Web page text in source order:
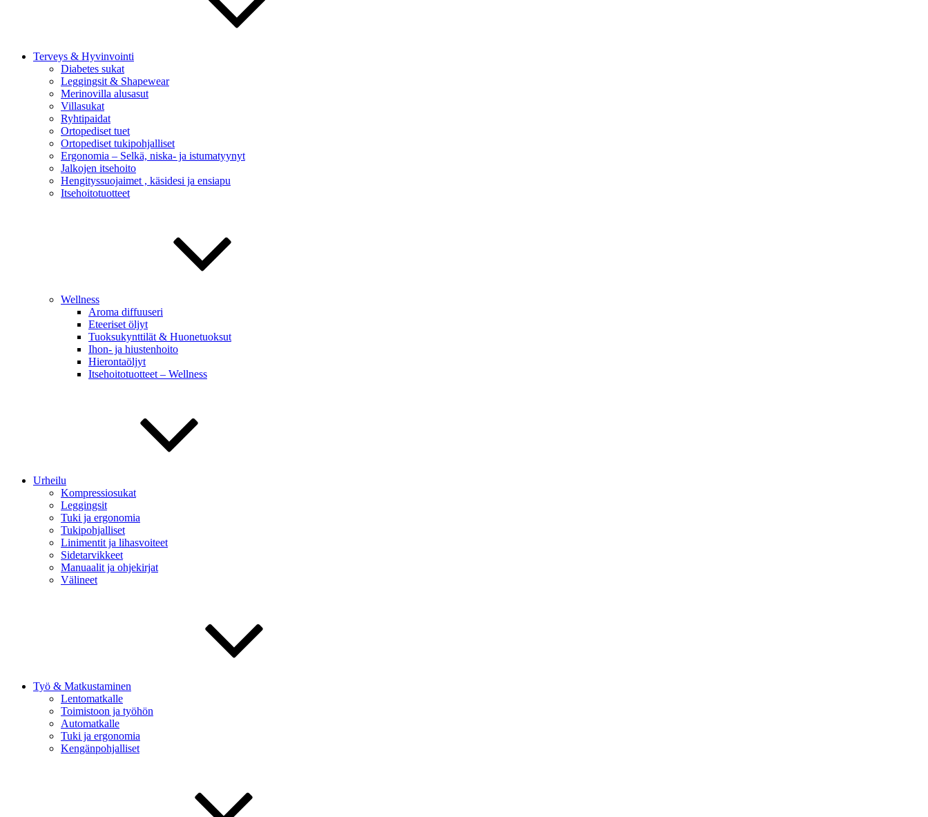
Terveys & Hyvinvointi
Diabetes sukat
Leggingsit & Shapewear
Merinovilla alusasut
Villasukat
Ryhtipaidat
Ortopediset tuet
Ortopediset tukipohjalliset
Ergonomia – Selkä, niska- ja istumatyynyt
Jalkojen itsehoito
Hengityssuojaimet , käsidesi ja ensiapu
Itsehoitotuotteet
Wellness
Aroma diffuuseri
Eteeriset öljyt
Tuoksukynttilät & Huonetuoksut
Ihon- ja hiustenhoito
Hierontaöljyt
Itsehoitotuotteet – Wellness
Urheilu
Kompressiosukat
Leggingsit
Tuki ja ergonomia
Tukipohjalliset
Linimentit ja lihasvoiteet
Sidetarvikkeet
Manuaalit ja ohjekirjat
Välineet
Työ & Matkustaminen
Lentomatkalle
Toimistoon ja työhön
Automatkalle
Tuki ja ergonomia
Kengänpohjalliset